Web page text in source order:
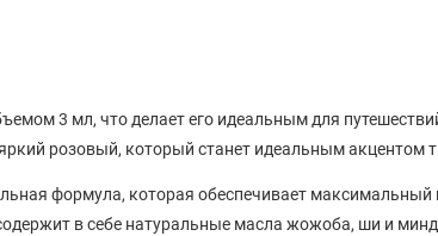
3 мл, что делает его идеальным для
розовый, который станет идеальным акцентом
формула, которая обеспечивает максимальный
в себе натуральные масла жожоба, ши и